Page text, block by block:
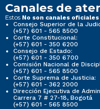
Canales de
Estos No son canales oficiales
Consejo Superior de la
(+57) 601 - 565 8500
Corte Constitucional:
(+57) 601 - 350 6200
Consejo de Estado:
(+57) 601 - 350 6700
Comisión Nacional de
(+57) 601 - 565 8500
Corte Suprema de Justicia:
(+57) 601 - 362 2000
Dirección Ejecutiva de
Carrera 7 # 27-18, Bogotá
(+57) 601 - 565 8500